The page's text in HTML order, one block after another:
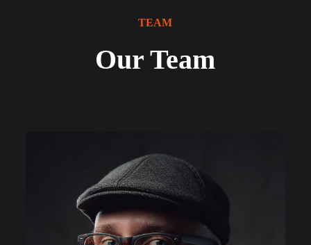
TEAM
Our Team